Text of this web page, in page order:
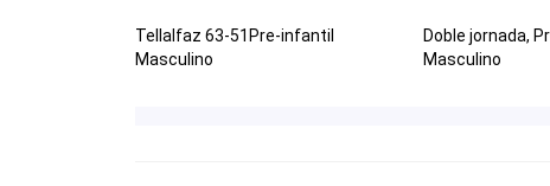
Tellalfaz 63-51Pre-infantil
Masculino
Doble jornada,
Masculino